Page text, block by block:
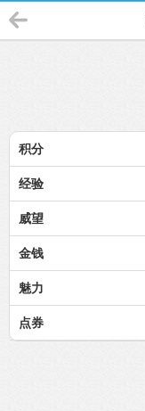
积分
经验
威望
金钱
魅力
点券